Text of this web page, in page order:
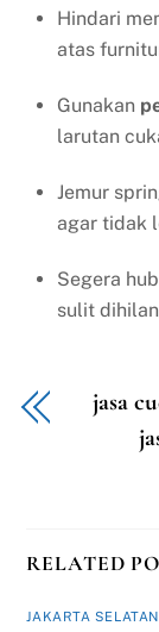
Hindari
atas
Gunakan
larutan
Jemur
agar tidak
Segera
sulit
jasa
RELATED
JAKARTA SELATAN